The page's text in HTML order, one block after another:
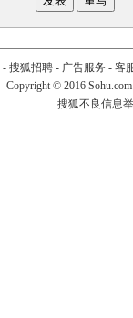
- 搜狐招聘- 广告服务 - 客
Copyright © 2016
搜狐不良信息